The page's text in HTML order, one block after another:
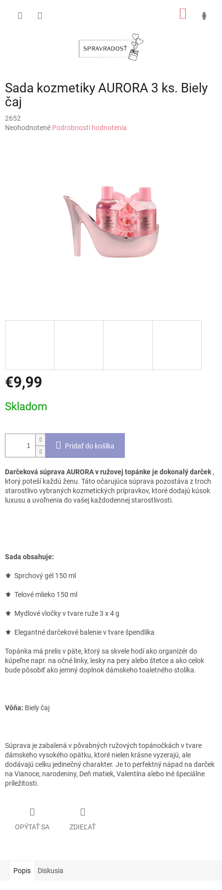
Sada kozmetiky AURORA 3 ks. Biely
čaj
2652
Priemerné
Neohodnotené Podrobnosti hodnotenia
€9,99
cena:
Skladom
Pridať do košíka
Darčeková súprava AURORA v ružovej topánke je dokonalý darček,
ktorý poteší každú ženu. Táto očarujúca súprava pozostáva z troch
starostlivo vybraných kozmetických prípravkov, ktoré dodajú kúsok
luxusu a uvoľnenia do vašej každodennej starostlivosti.
Sada obsahuje:
⚜ Sprchový gél 150 ml
⚜ Telové mlieko 150 ml
⚜ Mydlové vločky v tvare ruže 3 x 4 g
⚜ Elegantné darčekové balenie v tvare špendlíka
Topánka má prelis v päte, ktorý sa skvele hodí ako organizér do
kúpeľne napr. na očné linky, lesky na pery alebo štetce a ako celok
bude pôsobiť ako jemný doplnok dámskeho toaletného stolíka.
Vôňa: Biely čaj
Súprava je zabalená v pôvabných ružových topánočkách v tvare
dámskeho vysokého opätku, ktoré nielen krásne vyzerajú, ale
dodávajú celku jedinečný charakter. Je to perfektný nápad na darček
na Vianoce, narodeniny, Deň matiek, Valentína alebo iné špeciálne
príležitosti.
OPÝTAŤ SA ZDIEĽAŤ
Popis Diskusia